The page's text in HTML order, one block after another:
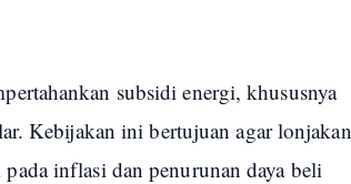
subsidi energi, khususnya
Kebijakan ini bertujuan agar lonjakan
inflasi dan penurunan daya beli